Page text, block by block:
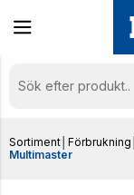
Sortiment Förbrukning
Multimaster